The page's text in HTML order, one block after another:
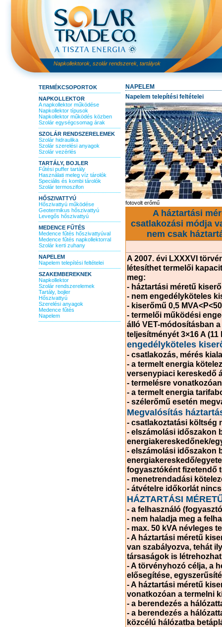
Napkollektorok, szolár rendszerek, tartályok
TERMÉKCSOPORTOK
NAPKOLLEKTOR
A napkollektor működése
Napkollektor típusok
Napkollektor működés közben
Szolár egységcsomag árak
SZOLÁR RENDSZERELEMEK
Szolár hidraulika
Szolár szerelési anyagok
Szolár vezérlés
TARTÁLY, BOJLER
Fűtési puffer tartály
Használati meleg víz tárolók
Speciális és kombi tárolók
Szolár termoszifon
HŐSZIVATTYÚ
Hőszivattyú működése
Geotermikus hőszivattyú
Levegős hőszivattyú
MEDENCE FŰTÉS
Medence fűtés hőszivattyúval
Medence fűtés napkollektorral
Szolár kerti zuhany
NAPELEM
Napelem telepítési feltételei
SZAKEMBEREKNEK
Napkollektor
Szolár rendszerelemek
Tartály, bojler
Hőszivattyú
Szerelési anyagok
Medence fűtés
Napelem
NAPELEM
Napelem telepítési feltételei
fotovolt erőmű
A háztartási
csatlakozási módja
nem csak
A 2007. évi LXXXVI
létesíthet termelői
meg:
- háztartási méretű
- nem engedélyköteles
- kiserőmű 0,5
- termelői működési
álló VET-módosításban
teljesítményét 3×16 A
engedélyköteles
- csatlakozás, mérés
- a termelt energia
versenypiaci kereskedő
- termelésre
- a termelt energia
- szélerőmű esetén
Megvalósítás
- csatlakoztatási költség
- elszámolási időszakon
energiakereskedőnek/
- elszámolási időszakon
energiakereskedő/
fogyasztóként fizetendő
- menetrendadási
- átvételre időkorlát nincs
HÁZTARTÁSI
- a felhasználó
- nem haladja meg a
- max. 50 kVA névleges
- A háztartási méretű
van szabályozva, tehát
társaságok is
- A törvényhozó célja, a
elősegítése,
- A háztartási méretű
vonatkozóan a termelni
- a berendezés a
- a berendezés a
közcélú hálózatba